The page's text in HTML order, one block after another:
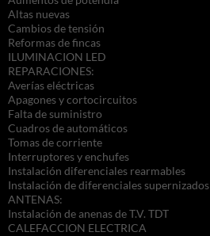
Altas nuevas
Cambios de tensión
Reformas de fincas
ILUMINACION LED
REPARACIONES:
Averías eléctricas
Apagones y cortocircuitos
Falta de suministro
Cuadros de automáticos
Tomas de corriente
Interruptores y enchufes
Instalación diferenciales rearmables
Instalación de diferenciales supernizados
ANTENAS:
Instalación de anenas de T.V. TDT
CALEFACCION ELECTRICA